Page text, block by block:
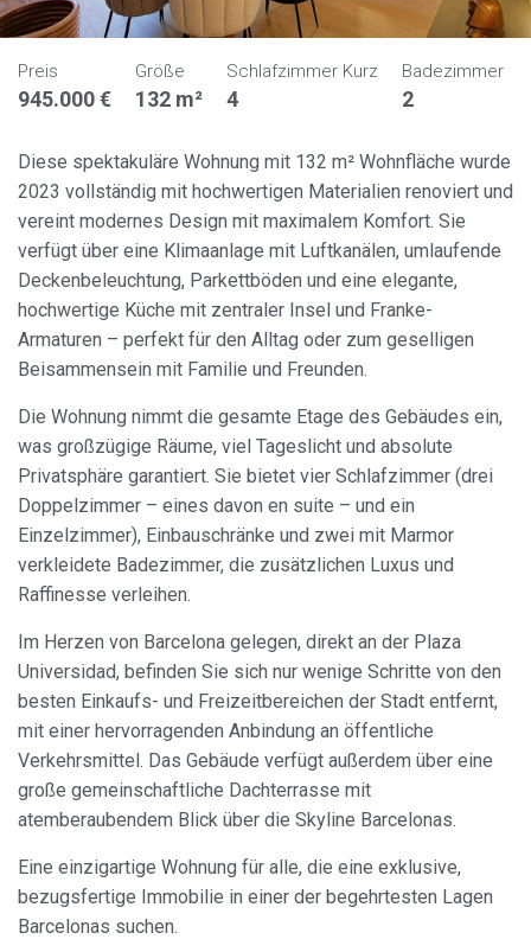
Preis
945.000 €
Größe
132 m²
Schlafzimmer Kurz
4
Badezimmer
2
Diese spektakuläre Wohnung mit 132 m² Wohnfläche wurde
2023 vollständig mit hochwertigen Materialien renoviert und
vereint modernes Design mit maximalem Komfort. Sie
verfügt über eine Klimaanlage mit Luftkanälen, umlaufende
Deckenbeleuchtung, Parkettböden und eine elegante,
hochwertige Küche mit zentraler Insel und Franke-
Armaturen – perfekt für den Alltag oder zum geselligen
Beisammensein mit Familie und Freunden.
Die Wohnung nimmt die gesamte Etage des Gebäudes ein,
was großzügige Räume, viel Tageslicht und absolute
Privatsphäre garantiert. Sie bietet vier Schlafzimmer (drei
Doppelzimmer – eines davon en suite – und ein
Einzelzimmer), Einbauschränke und zwei mit Marmor
verkleidete Badezimmer, die zusätzlichen Luxus und
Raffinesse verleihen.
Im Herzen von Barcelona gelegen, direkt an der Plaza
Universidad, befinden Sie sich nur wenige Schritte von den
besten Einkaufs- und Freizeitbereichen der Stadt entfernt,
mit einer hervorragenden Anbindung an öffentliche
Verkehrsmittel. Das Gebäude verfügt außerdem über eine
große gemeinschaftliche Dachterrasse mit
atemberaubendem Blick über die Skyline Barcelonas.
Eine einzigartige Wohnung für alle, die eine exklusive,
bezugsfertige Immobilie in einer der begehrtesten Lagen
Barcelonas suchen.
Cookies ändern
Technik und Funktional
Immer aktiv
Diese Website verwendet eigene Cookies, um
Informationen zu sammeln, um unsere Dienste zu
Installation. Der Benutzer hat die Möglichkeit, seinen
Browser zu konfigurieren und auf Wunsch zu verhindern,
dass er auf seiner Festplatte installiert wird, obwohl er
bedenken muss, dass dies zu Schwierigkeiten beim
Navigieren auf der Website führen kann.
Analytik und Anpassung
Sie ermöglichen die Beobachtung und Analyse des
Verhaltens der Nutzer dieser Website. Die durch diese Art
verwendet, um die Aktivität des Webs zu messen, um
Benutzernavigationsprofile zu erstellen, um basierend auf
der Analyse der Nutzungsdaten der Benutzer des Dienstes
Verbesserungen einzuführen. Sie ermöglichen es uns, die